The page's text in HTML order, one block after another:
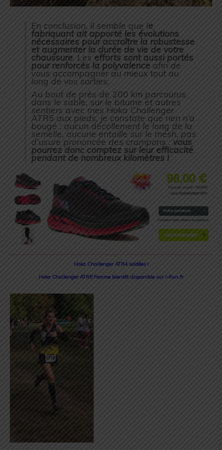
En conclusion, il semble que le
fabriquant ait apporté les évolutions
nécessaires pour accroître la robustesse
et augmenter la durée de vie de votre
chaussure. Les efforts sont aussi portés
pour renforcés la polyvalence afin de
vous accompagner au mieux tout au
long de vos sorties.
Au bout de près de 200 km parcourus
dans le sable, sur le bitume et autres
sentiers avec mes Hoka Challenger
ATR5 aux pieds, je constate que rien n’a
bougé : aucun décollement le long de la
semelle, aucune entaille sur le mesh, pas
d’usure prononcée des crampons : vous
pourrez donc comptez sur leur efficacité
pendant de nombreux kilomètres !
Hoka Challenger ATR4 soldées !
Hoka Challenger ATR5 Femme bientôt disponible sur i-Run.fr